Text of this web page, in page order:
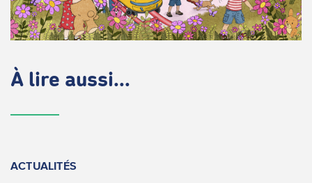
À lire aussi...
ACTUALITÉS